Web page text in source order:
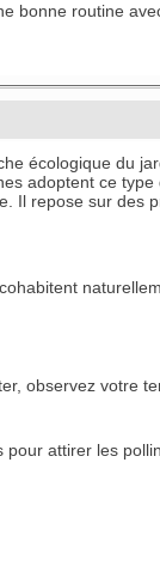
bonne routine
écologique du
adoptent ce
Il repose sur des
observez votre
pour attirer les